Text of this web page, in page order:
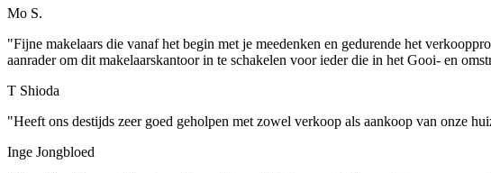
Mo S.
"Fijne makelaars die vanaf het begin met je meedenken en gedurende het
aanrader om dit makelaarskantoor in te schakelen voor ieder die in het Gooi- en
T Shioda
"Heeft ons destijds zeer goed geholpen met zowel verkoop als aankoop van onze
Inge Jongbloed